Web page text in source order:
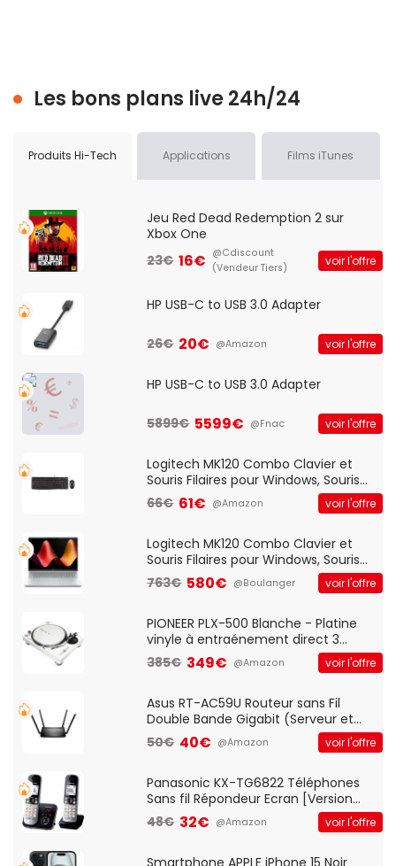
Les bons plans live 24h/24
Produits Hi-Tech Applications Films iTunes
Jeu Red Dead Redemption 2 sur
Xbox One
23€ 16€ @Cdiscount
(Vendeur Tiers)
voir l'offre
HP USB-C to USB 3.0 Adapter
26€ 20€ @Amazon voir l'offre
HP USB-C to USB 3.0 Adapter
5899€ 5599€ @Fnac voir l'offre
Logitech MK120 Combo Clavier et
Souris Filaires pour Windows, Souris
Optique Filaire, Connexion USB Plug
And Play, Confortable, Taille
QWERTY UK - Noir
66€ 61€ @Amazon voir l'offre
Logitech MK120 Combo Clavier et
Souris Filaires pour Windows, Souris
Optique Filaire, Connexion USB Plug
And Play, Confortable, Taille
QWERTY UK - Noir
763€ 580€ @Boulanger voir l'offre
PIONEER PLX-500 Blanche - Platine
vinyle à entraénement direct 3
vitesses (33-45-78 trs/min) avec
pre-ampli intégré et port USB
385€ 349€ @Amazon voir l'offre
Asus RT-AC59U Routeur sans Fil
Double Bande Gigabit (Serveur et
Client VPN, Triple Vlan, Mode Point
d'accès et Bridge, contrôle Parental,
50€ 40€ @Amazon voir l'offre
Panasonic KX-TG6822 Téléphones
Sans fil Répondeur Ecran [Version
Française]
48€ 32€ @Amazon voir l'offre